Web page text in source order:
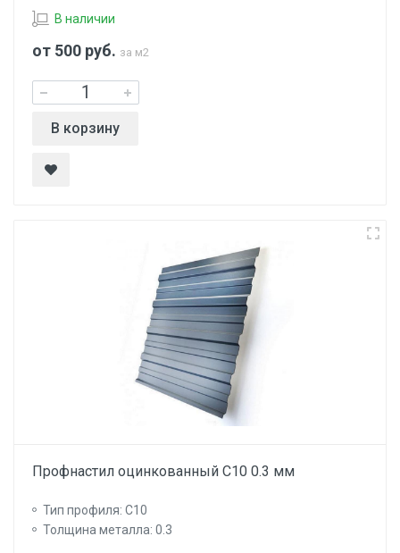
В наличии
от 500 руб. за м2
В корзину
Профнастил оцинкованный С10 0.3 мм
Тип профиля: С10
Толщина металла: 0.3